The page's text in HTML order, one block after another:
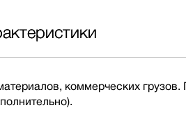
коммерческих